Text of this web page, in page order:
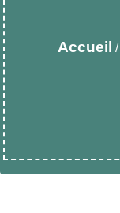
Accueil /